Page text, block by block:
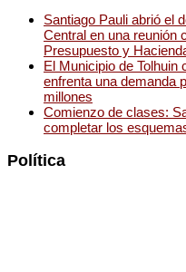
Santiago Pauli abrió el
Central en una reunión
Presupuesto y
El Municipio de Tolhuin
enfrenta una demanda
millones
Comienzo de clases:
completar los
Política